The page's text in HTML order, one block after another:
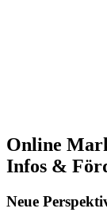
Online
Infos &
Neue